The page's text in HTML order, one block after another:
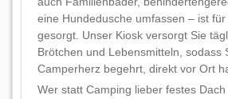
eine Hundedusche umfassen – ist
gesorgt. Unser Kiosk versorgt Sie
Brötchen und Lebensmitteln, sodass
Camperherz begehrt, direkt vor Ort
Wer statt Camping lieber festes